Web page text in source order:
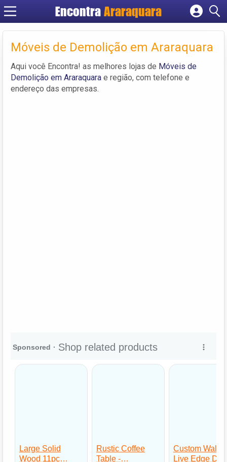
EncontraAraraquara
Cadastrar empresa
Fazer login
Criar conta
Móveis de Demolição em Araraquara
Aqui você Encontra! as melhores lojas de Móveis de
Demolição em Araraquara e região, com telefone e
endereço das empresas.